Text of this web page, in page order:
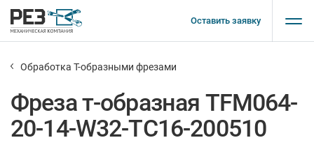
Оставить заявку
Обработка Т-образными фрезами
Фреза т-образная TFM064-
20-14-W32-TC16-200510